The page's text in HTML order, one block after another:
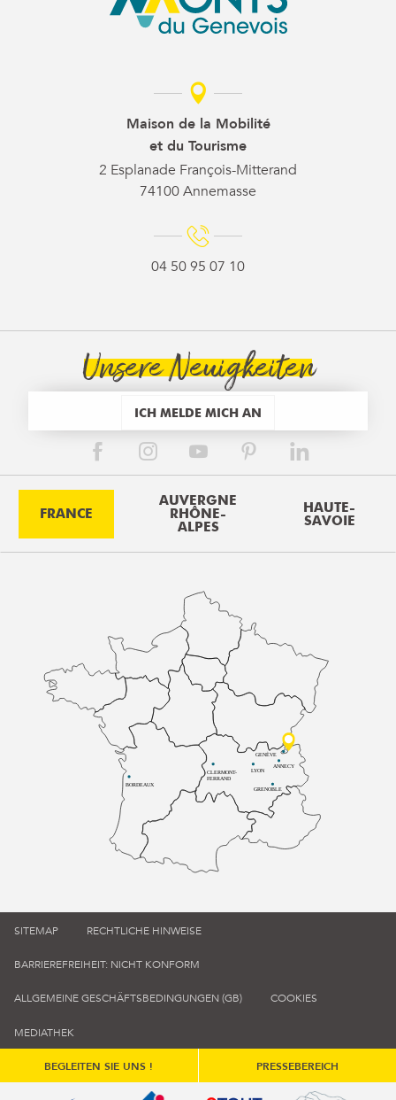
Maison de la Mobilité
et du Tourisme
2 Esplanade François-Mitterand
74100 Annemasse
04 50 95 07 10
Unsere Neuigkeiten
ICH MELDE MICH AN
FRANCE
AUVERGNE
RHÔNE-
ALPES
HAUTE-
SAVOIE
BORDEAUX
CLERMONT-
FERRAND
LYON
ANNECY
GRENOBLE
GENÈVE
SITEMAP RECHTLICHE HINWEISE
BARRIEREFREIHEIT: NICHT KONFORM
ALLGEMEINE GESCHÄFTSBEDINGUNGEN (GB) COOKIES
MEDIATHEK
BEGLEITEN SIE UNS ! PRESSEBEREICH